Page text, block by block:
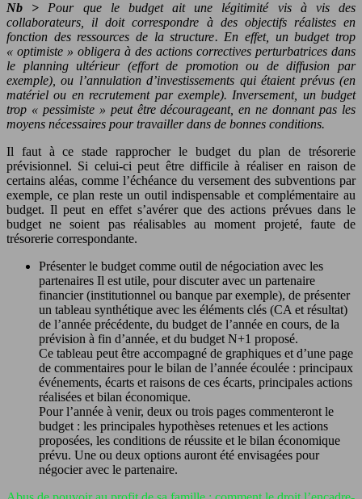
Nb > Pour que le budget ait une légitimité vis à vis des
collaborateurs, il doit correspondre à des objectifs réalistes en
fonction des ressources de la structure. En effet, un budget trop
« optimiste » obligera à des actions correctives perturbatrices dans
le planning ultérieur (effort de promotion ou de diffusion par
exemple), ou l’annulation d’investissements qui étaient prévus (en
matériel ou en recrutement par exemple). Inversement, un budget
trop « pessimiste » peut être décourageant, en ne donnant pas les
moyens nécessaires pour travailler dans de bonnes conditions.
Il faut à ce stade rapprocher le budget du plan de trésorerie
prévisionnel. Si celui-ci peut être difficile à réaliser en raison de
certains aléas, comme l’échéance du versement des subventions par
exemple, ce plan reste un outil indispensable et complémentaire au
budget. Il peut en effet s’avérer que des actions prévues dans le
budget ne soient pas réalisables au moment projeté, faute de
trésorerie correspondante.
Présenter le budget comme outil de négociation avec les
partenaires Il est utile, pour discuter avec un partenaire
financier (institutionnel ou banque par exemple), de présenter
un tableau synthétique avec les éléments clés (CA et résultat)
de l’année précédente, du budget de l’année en cours, de la
prévision à fin d’année, et du budget N+1 proposé.
Ce tableau peut être accompagné de graphiques et d’une page
de commentaires pour le bilan de l’année écoulée : principaux
événements, écarts et raisons de ces écarts, principales actions
réalisées et bilan économique.
Pour l’année à venir, deux ou trois pages commenteront le
budget : les principales hypothèses retenues et les actions
proposées, les conditions de réussite et le bilan économique
prévu. Une ou deux options auront été envisagées pour
négocier avec le partenaire.